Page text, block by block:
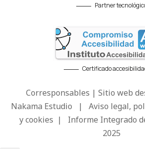
Partner
Certificado
Corresponsables | Sitio web
Nakama Estudio | Aviso legal,
y cookies | Informe Integrado
2025